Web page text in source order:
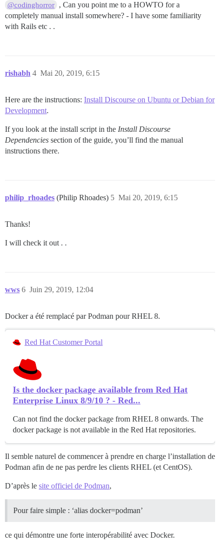
@codinghorror
, Can you point me to a HOWTO for a
completely manual install somewhere? - I have some familiarity
with Rails etc . .
rishabh Mai 20, 2019, 6:15
4
Here are the instructions: Install Discourse on Ubuntu or Debian for
Development.
If you look at the install script in the Install Discourse
Dependencies section of the guide, you’ll find the manual
instructions there.
philip_rhoades (Philip Rhoades) Mai 20, 2019, 6:15
5
Thanks!
I will check it out . .
wws Juin 29, 2019, 12:04
6
Docker a été remplacé par Podman pour RHEL 8.
Red Hat Customer Portal
Is the docker package available from Red Hat
Enterprise Linux 8/9/10 ? - Red...
Can not find the docker package from RHEL 8 onwards. The
docker package is not available in the Red Hat repositories.
Il semble naturel de commencer à prendre en charge l’installation de
Podman afin de ne pas perdre les clients RHEL (et CentOS).
D’après le site officiel de Podman,
Pour faire simple : ‘alias docker=podman’
ce qui démontre une forte interopérabilité avec Docker.